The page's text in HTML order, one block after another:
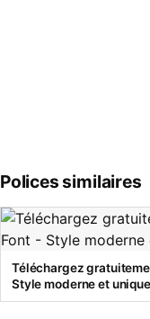
Polices similaires
Téléchargez
Style moderne et unique